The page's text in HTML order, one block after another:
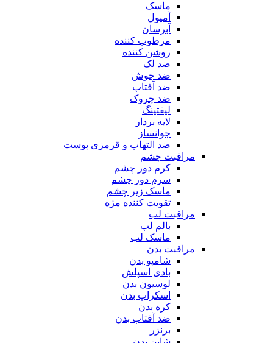
ماسک
آمپول
آبرسان
مرطوب کننده
روشن کننده
ضد لک
ضد جوش
ضد آفتاب
ضد چروک
لیفتینگ
لایه بردار
جوانساز
ضد التهاب و قرمزی پوست
مراقبت چشم
کرم دور چشم
سرم دور چشم
ماسک زیر چشم
تقویت کننده مژه
مراقبت لب
بالم لب
ماسک لب
مراقبت بدن
شامپو بدن
بادی اسپلش
لوسیون بدن
اسکراپ بدن
کره بدن
ضد آفتاب بدن
برنزر